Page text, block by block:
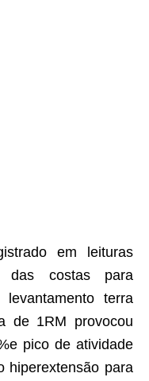
em leituras
das costas para
terra
de 1RM provocou
pico de atividade
hiperextensão para